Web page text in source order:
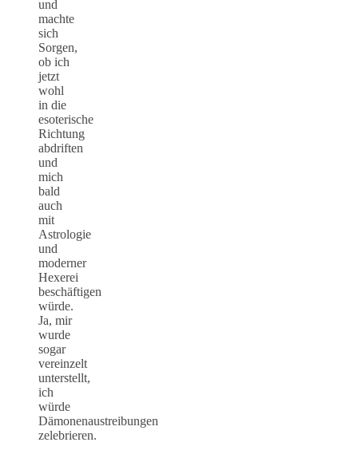
und
machte
sich
Sorgen,
ob ich
jetzt
wohl
in die
esoterische
Richtung
abdriften
und
mich
bald
auch
mit
Astrologie
und
moderner
Hexerei
beschäftigen
würde.
Ja, mir
wurde
sogar
vereinzelt
unterstellt,
ich
würde
Dämonenaustreibungen
zelebrieren.